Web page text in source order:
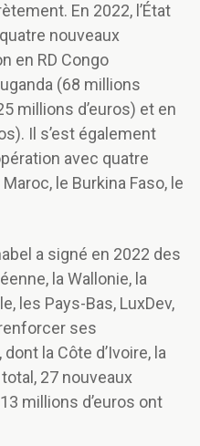
En 2022, l’État
nouveaux
en RD Congo
(68 millions
millions d’euros) et en
Il s’est également
avec quatre
le Burkina Faso, le
a signé en 2022 des
la Wallonie, la
les Pays-Bas, LuxDev,
renforcer ses
la Côte d’Ivoire, la
27 nouveaux
millions d’euros ont